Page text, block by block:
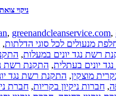
ניקוי
, greenandcleanservice.com,
מנעולים לכל סוגי הדלתות,
רשת נגד יונים במעלות,
יונים בעתלית, התקנת רשת
מוצקין, התקנת רשת נגד
, חברות ניקיון בקריות, חברת